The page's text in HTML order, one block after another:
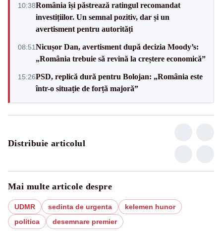
10:38România își păstrează ratingul recomandat
investițiilor. Un semnal pozitiv, dar și un
avertisment pentru autorități
08:51Nicușor Dan, avertisment după decizia Moody’s:
„România trebuie să revină la creștere economică”
15:26PSD, replică dură pentru Bolojan: „România este
într-o situație de forță majoră”
Distribuie articolul
Mai multe articole despre
UDMR sedinta de urgenta
kelemen hunor
politica
desemnare premier